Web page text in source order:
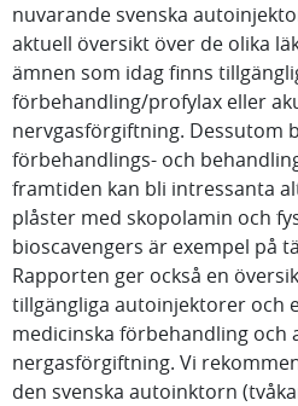
nuvarande svenska
aktuell översikt över de olika
ämnen som idag finns
förbehandling/profylax eller
nervgasförgiftning. Dessutom
förbehandlings- och
framtiden kan bli intressanta
plåster med skopolamin och
bioscavengers är exempel på
Rapporten ger också en
tillgängliga autoinjektorer och
medicinska förbehandling och
nergasförgiftning. Vi
den svenska autoinktorn